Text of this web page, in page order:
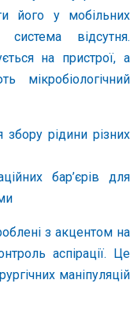
його у мобільних
відсутня.
на пристрої, а
мікробіологічний
збору рідини різних
бар’єрів для
з акцентом на
аспірації. Це
маніпуляцій